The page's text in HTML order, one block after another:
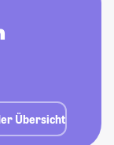
Übersicht